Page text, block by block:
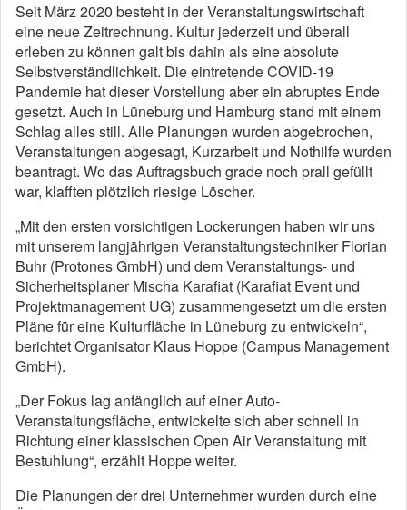
Seit März 2020 besteht in der Veranstaltungswirtschaft
eine neue Zeitrechnung. Kultur jederzeit und überall
erleben zu können galt bis dahin als eine absolute
Selbstverständlichkeit. Die eintretende COVID-19
Pandemie hat dieser Vorstellung aber ein abruptes Ende
gesetzt. Auch in Lüneburg und Hamburg stand mit einem
Schlag alles still. Alle Planungen wurden abgebrochen,
Veranstaltungen abgesagt, Kurzarbeit und Nothilfe wurden
beantragt. Wo das Auftragsbuch grade noch prall gefüllt
war, klafften plötzlich riesige Löscher.
„Mit den ersten vorsichtigen Lockerungen haben wir uns
mit unserem langjährigen Veranstaltungstechniker Florian
Buhr (Protones GmbH) und dem Veranstaltungs- und
Sicherheitsplaner Mischa Karafiat (Karafiat Event und
Projektmanagement UG) zusammengesetzt um die ersten
Pläne für eine Kulturfläche in Lüneburg zu entwickeln“,
berichtet Organisator Klaus Hoppe (Campus Management
GmbH).
„Der Fokus lag anfänglich auf einer Auto-
Veranstaltungsfläche, entwickelte sich aber schnell in
Richtung einer klassischen Open Air Veranstaltung mit
Bestuhlung“, erzählt Hoppe weiter.
Die Planungen der drei Unternehmer wurden durch eine